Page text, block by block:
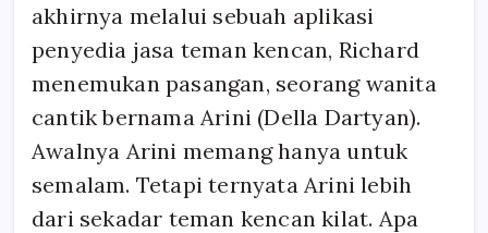
akhirnya melalui sebuah aplikasi
penyedia jasa teman kencan, Richard
menemukan pasangan, seorang wanita
cantik bernama Arini (Della Dartyan).
Awalnya Arini memang hanya untuk
semalam. Tetapi ternyata Arini lebih
dari sekadar teman kencan kilat. Apa